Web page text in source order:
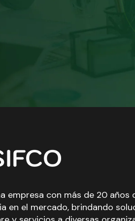
empresa con más de 20 años
en el mercado, brindando